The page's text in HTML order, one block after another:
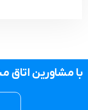
با مشاورین اتاق